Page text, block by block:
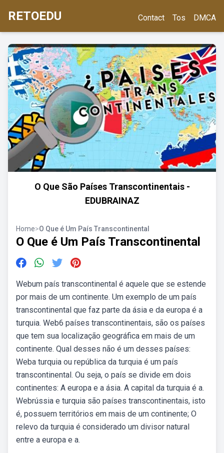
RETOEDU Contact Tos DMCA
O Que São Países Transcontinentais -
EDUBRAINAZ
Home>O Que é Um País Transcontinental
O Que é Um País Transcontinental
Webum país transcontinental é aquele que se estende
por mais de um continente. Um exemplo de um país
transcontinental que faz parte da ásia e da europa é a
turquia. Web6 países transcontinentais, são os países
que tem sua localização geográfica em mais de um
continente. Qual desses não é um desses países:
Weba turquia ou república da turquia é um país
transcontinental. Ou seja, o país se divide em dois
continentes: A europa e a ásia. A capital da turquia é a.
Webrússia e turquia são países transcontinentais, isto
é, possuem territórios em mais de um continente; O
relevo da turquia é considerado um divisor natural
entre a europa e a.